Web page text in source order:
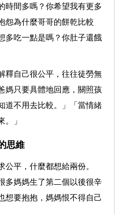
時間多嗎？你希望我有更多
怨為什麼哥哥的餅乾比較
多吃一點是嗎？你肚子還餓
釋自己很公平，往往徒勞無
媽只要具體地回應，關照孩
道不用去比較。」「當情緒
。」
思維
平，什麼都想給兩份。
多媽媽生了第二個以後很辛
想要抱抱，媽媽恨不得自己